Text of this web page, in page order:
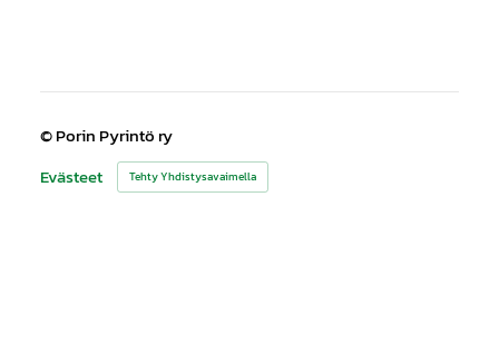
©Porin Pyrintö ry
Evästeet
Tehty Yhdistysavaimella